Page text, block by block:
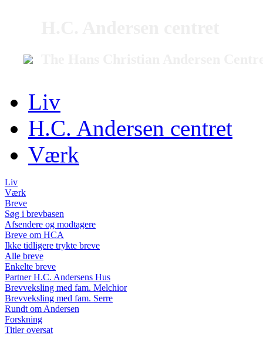
Liv
H.C. Andersen centret
Værk
Liv
Værk
Breve
Søg i brevbasen
Afsendere og modtagere
Breve om HCA
Ikke tidligere trykte breve
Alle breve
Enkelte breve
Partner H.C. Andersens Hus
Brevveksling med fam. Melchior
Brevveksling med fam. Serre
Rundt om Andersen
Forskning
Titler oversat